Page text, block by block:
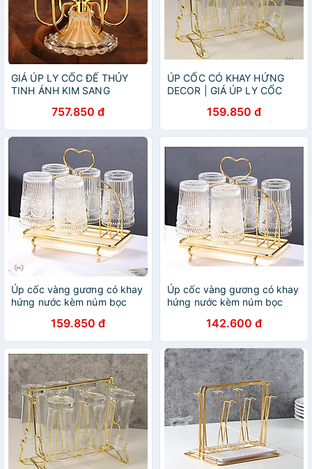
GIÁ ÚP LY CỐC ĐẾ THỦY
TINH ÁNH KIM SANG
757.850 đ
ÚP CỐC CÓ KHAY HỨNG
DECOR | GIÁ ÚP LY CỐC
HỨNG NƯỚC BẦU DỤC (
MẪU MỚI VỀ )
159.850 đ
Úp cốc vàng gương có khay
hứng nước kèm núm bọc
2022 | GIÁ ÚP LY CỐC TIM
159.850 đ
Úp cốc vàng gương có khay
hứng nước kèm núm bọc
2022 | GIÁ ÚP LY CỐC TIM
142.600 đ